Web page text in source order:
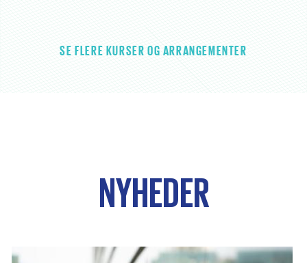
SE FLERE KURSER OG ARRANGEMENTER
NYHEDER